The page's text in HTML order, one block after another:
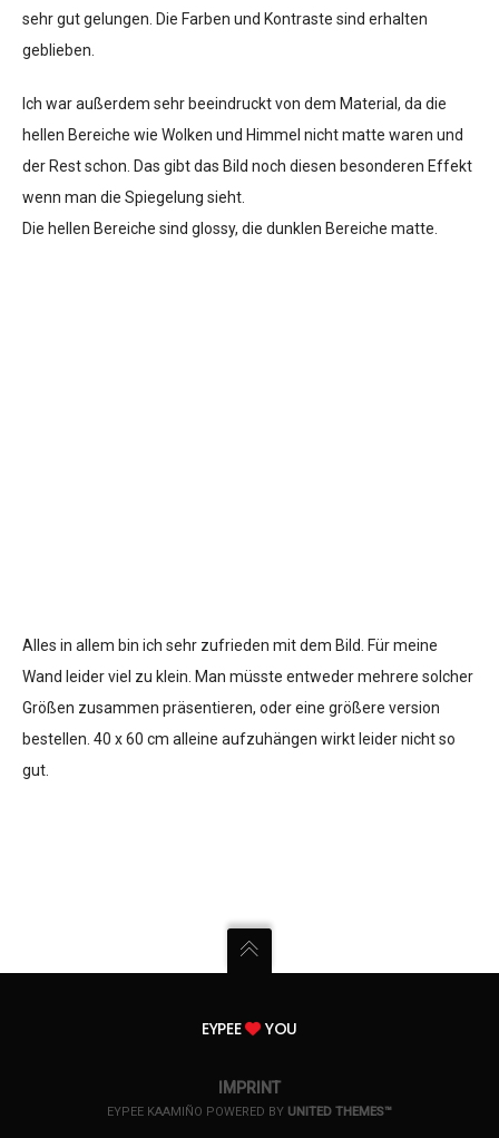
sehr gut gelungen. Die Farben und Kontraste sind erhalten
geblieben.
Ich war außerdem sehr beeindruckt von dem Material, da die
hellen Bereiche wie Wolken und Himmel nicht matte waren und
der Rest schon. Das gibt das Bild noch diesen besonderen Effekt
wenn man die Spiegelung sieht.
Die hellen Bereiche sind glossy, die dunklen Bereiche matte.
Alles in allem bin ich sehr zufrieden mit dem Bild. Für meine
Wand leider viel zu klein. Man müsste entweder mehrere solcher
Größen zusammen präsentieren, oder eine größere version
bestellen. 40 x 60 cm alleine aufzuhängen wirkt leider nicht so
gut.
EYPEE YOU
IMPRINT
EYPEE KAAMIÑO POWERED BY UNITED THEMES™